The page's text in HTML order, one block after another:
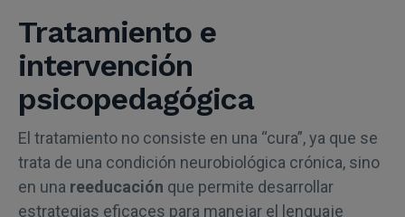
Tratamiento e
intervención
psicopedagógica
El tratamiento no consiste en una “cura”, ya que se
trata de una condición neurobiológica crónica, sino
en una reeducación que permite desarrollar
estrategias eficaces para manejar el lenguaje